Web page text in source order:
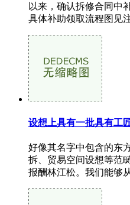
以来，确认拆修合同中
具体补助领取流程图见
设想上具有一批具有工
好像其名字中包含的东
拆、贸易空间设想等范
报酬林江松。我们能够